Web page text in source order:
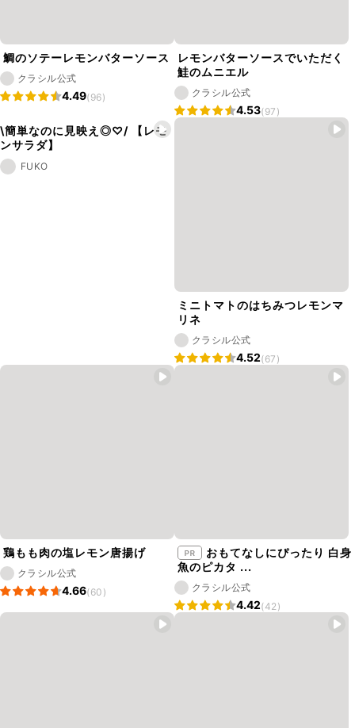
鯛のソテーレモンバターソース
クラシル公式
4.49(96)
レモンバターソースでいただく
鮭のムニエル
クラシル公式
4.53(97)
\簡単なのに見映え◎♡/ 【レモ
ンサラダ】
FUKO
ミニトマトのはちみつレモンマ
リネ
クラシル公式
4.52(67)
鶏もも肉の塩レモン唐揚げ
クラシル公式
4.66(60)
魚のピカタ ...
クラシル公式
4.42(42)